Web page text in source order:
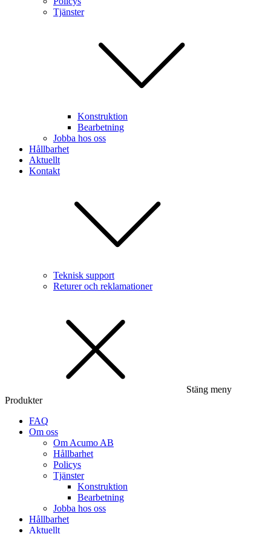
Tjänster
Konstruktion
Bearbetning
Jobba hos oss
Hållbarhet
Aktuellt
Kontakt
Teknisk support
Returer och reklamationer
Stäng meny
Produkter
FAQ
Om oss
Om Acumo AB
Hållbarhet
Policys
Tjänster
Konstruktion
Bearbetning
Jobba hos oss
Hållbarhet
Aktuellt